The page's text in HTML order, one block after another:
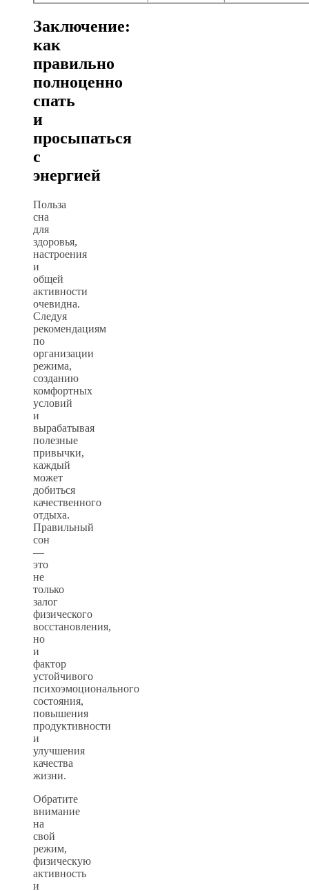
Заключение:
как
правильно
полноценно
спать
и
просыпаться
с
энергией
Польза
сна
для
здоровья,
настроения
и
общей
активности
очевидна.
Следуя
рекомендациям
по
организации
режима,
созданию
комфортных
условий
и
вырабатывая
полезные
привычки,
каждый
может
добиться
качественного
отдыха.
Правильный
сон
—
это
не
только
залог
физического
восстановления,
но
и
фактор
устойчивого
психоэмоционального
состояния,
повышения
продуктивности
и
улучшения
качества
жизни.
Обратите
внимание
на
свой
режим,
физическую
активность
и